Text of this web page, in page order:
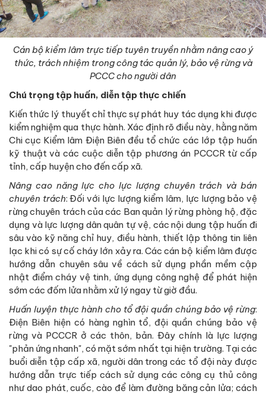
Cán bộ kiểm lâm trực tiếp tuyên truyền nhằm nâng cao ý
thức, trách nhiệm trong công tác quản lý, bảo vệ rừng và
PCCC cho người dân
Chú trọng tập huấn, diễn tập thực chiến
Kiến thức lý thuyết chỉ thực sự phát huy tác dụng khi được
kiểm nghiệm qua thực hành. Xác định rõ điều này, hằng năm
Chi cục Kiểm lâm Điện Biên đều tổ chức các lớp tập huấn
kỹ thuật và các cuộc diễn tập phương án PCCCR từ cấp
tỉnh, cấp huyện cho đến cấp xã.
Nâng cao năng lực cho lực lượng chuyên trách và bán
chuyên trách: Đối với lực lượng kiểm lâm, lực lượng bảo vệ
rừng chuyên trách của các Ban quản lý rừng phòng hộ, đặc
dụng và lực lượng dân quân tự vệ, các nội dung tập huấn đi
sâu vào kỹ năng chỉ huy, điều hành, thiết lập thông tin liên
lạc khi có sự cố cháy lớn xảy ra. Các cán bộ kiểm lâm được
hướng dẫn chuyên sâu về cách sử dụng phần mềm cập
nhật điểm cháy vệ tinh, ứng dụng công nghệ để phát hiện
sớm các đốm lửa nhằm xử lý ngay từ giờ đầu.
Huấn luyện thực hành cho tổ đội quần chúng bảo vệ rừng:
Điện Biên hiện có hàng nghìn tổ, đội quần chúng bảo vệ
rừng và PCCCR ở các thôn, bản. Đây chính là lực lượng
"phản ứng nhanh", có mặt sớm nhất tại hiện trường. Tại các
buổi diễn tập cấp xã, người dân trong các tổ đội này được
hướng dẫn trực tiếp cách sử dụng các công cụ thủ công
như dao phát, cuốc, cào để làm đường băng cản lửa; cách